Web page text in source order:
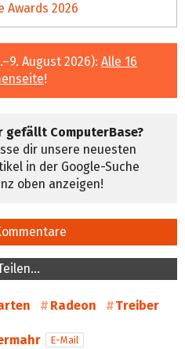
Awards 2026
August 2026): Alle 16
!
gefällt ComputerBase?
dir unsere neuesten
in der Google-Suche
oben anzeigen!
Radeon Treiber
E-Mail